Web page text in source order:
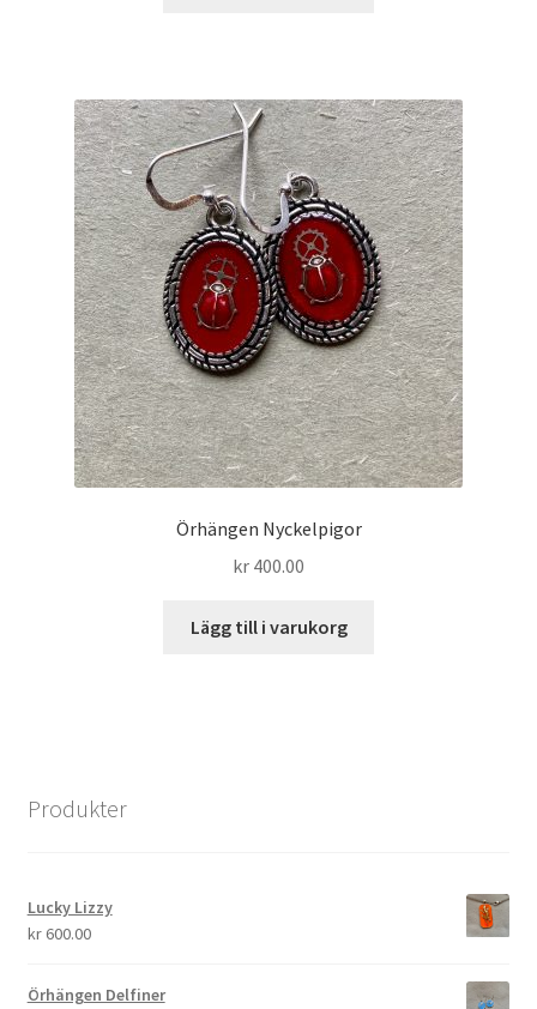
Örhängen Nyckelpigor
kr 400.00
Lägg till i varukorg
Produkter
Lucky Lizzy
kr600.00
Örhängen Delfiner